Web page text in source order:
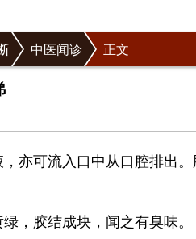
中医闻诊 正文
亦可流入口中从口腔排出
，胶结成块，闻之有臭味。